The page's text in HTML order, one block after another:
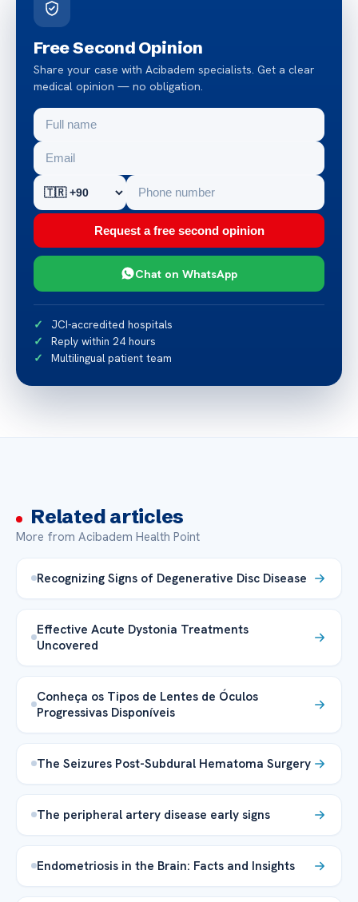
Free Second Opinion
Share your case with Acibadem specialists. Get a clear
medical opinion — no obligation.
Request a free second opinion
Chat on WhatsApp
JCI-accredited hospitals
Reply within 24 hours
Multilingual patient team
Related articles
More from Acibadem Health Point
Recognizing Signs of Degenerative Disc Disease
Effective Acute Dystonia Treatments
Uncovered
Conheça os Tipos de Lentes de Óculos
Progressivas Disponíveis
The Seizures Post-Subdural Hematoma Surgery
The peripheral artery disease early signs
Endometriosis in the Brain: Facts and Insights